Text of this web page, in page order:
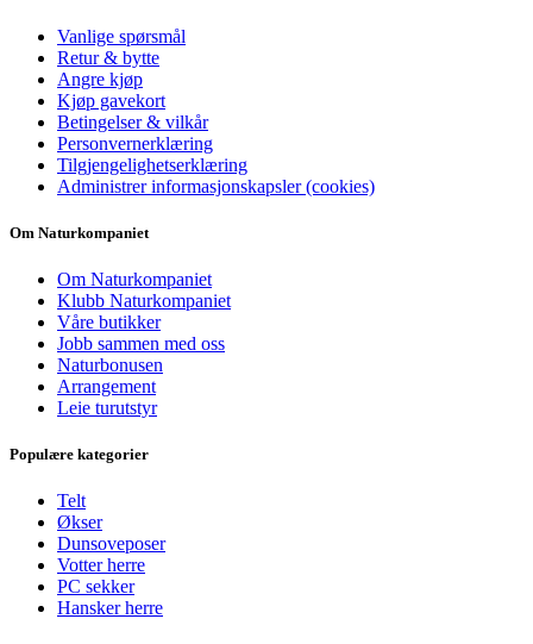
Vanlige spørsmål
Retur & bytte
Angre kjøp
Kjøp gavekort
Betingelser & vilkår
Personvernerklæring
Tilgjengelighetserklæring
Administrer informasjonskapsler (cookies)
Om Naturkompaniet
Om Naturkompaniet
Klubb Naturkompaniet
Våre butikker
Jobb sammen med oss
Naturbonusen
Arrangement
Leie turutstyr
Populære kategorier
Telt
Økser
Dunsoveposer
Votter herre
PC sekker
Hansker herre